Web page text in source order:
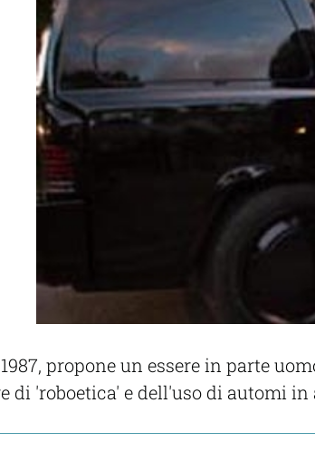
propone un essere in parte
di 'roboetica' e dell'uso di automi